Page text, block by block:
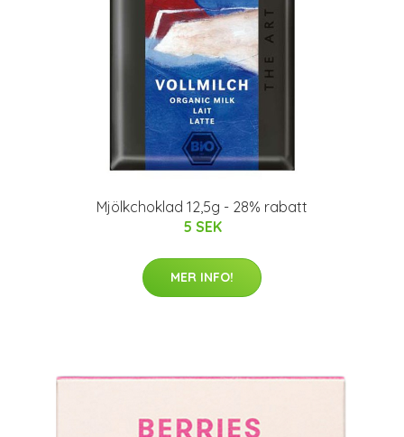
Mjölkchoklad 12,5g - 28% rabatt
5 SEK
MER INFO!